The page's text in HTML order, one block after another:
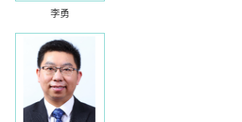
李勇